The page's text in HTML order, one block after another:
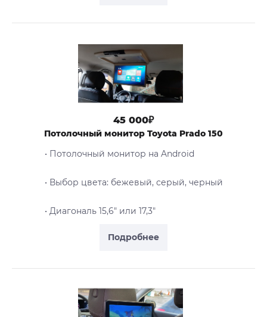
Подробнее
45 000₽
Потолочный монитор Toyota Prado 150
• Потолочный монитор на Android
• Выбор цвета: бежевый, серый, черный
• Диагональ 15,6" или 17,3"